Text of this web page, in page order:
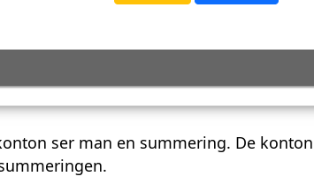
ser man en summering. De